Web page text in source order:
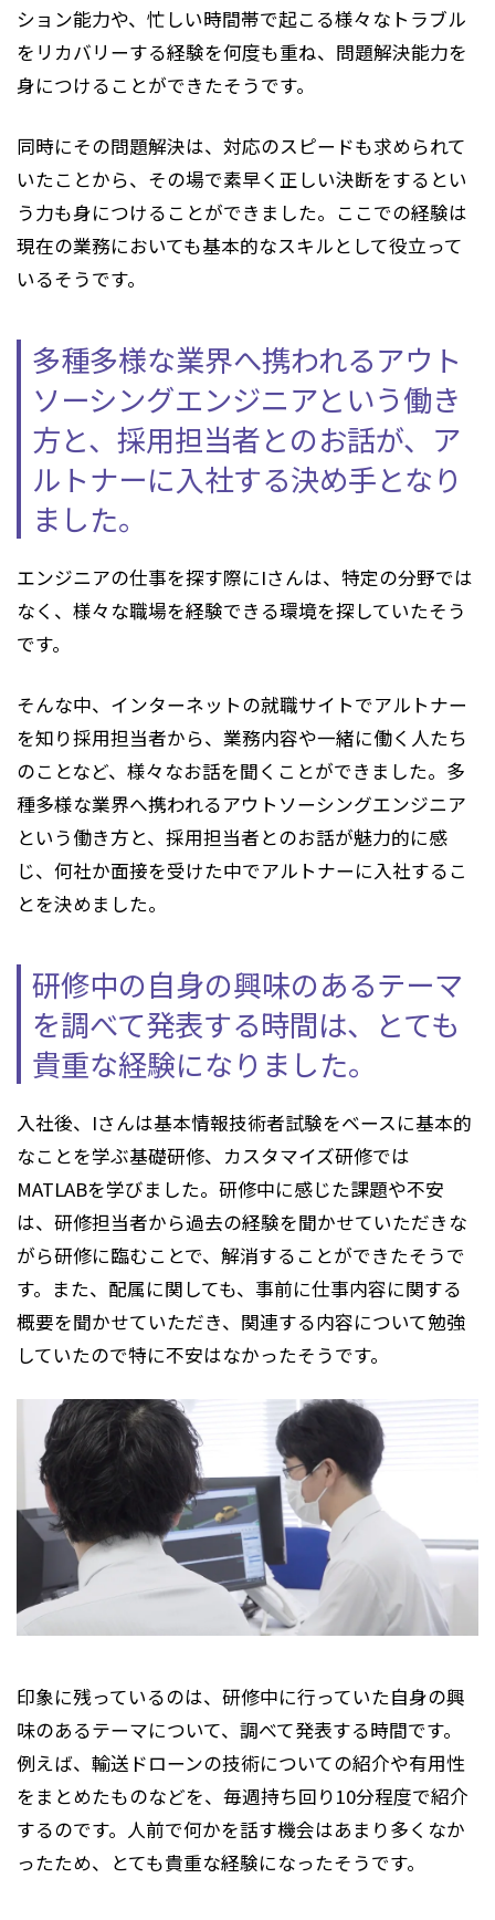
ション能力や、忙しい時間帯で起こる様々なトラブル
をリカバリーする経験を何度も重ね、問題解決能力を
身につけることができたそうです。
同時にその問題解決は、対応のスピードも求められて
いたことから、その場で素早く正しい決断をするとい
う力も身につけることができました。ここでの経験は
現在の業務においても基本的なスキルとして役立って
いるそうです。
多種多様な業界へ携われるアウト
ソーシングエンジニアという働き
方と、採用担当者とのお話が、 ア
ルトナーに入社する決め手となり
ました。
エンジニアの仕事を探す際にIさんは、特定の分野では
なく、様々な職場を経験できる環境を探していたそう
です。
そんな中、インターネットの就職サイトでアルトナー
を知り採用担当者から、業務内容や一緒に働く人たち
のことなど、様々なお話を聞くことができました。多
種多様な業界へ携われるアウトソーシングエンジニア
という働き方と、採用担当者とのお話が魅力的に感
じ、何社か面接を受けた中でアルトナーに入社するこ
とを決めました。
研修中の自身の興味のあるテーマ
を調べて発表する時間は、 とても
貴重な経験になりました。
入社後、Iさんは基本情報技術者試験をベースに基本的
なことを学ぶ基礎研修、カスタマイズ研修では
MATLABを学びました。研修中に感じた課題や不安
は、研修担当者から過去の経験を聞かせていただきな
がら研修に臨むことで、解消することができたそうで
す。また、配属に関しても、事前に仕事内容に関する
概要を聞かせていただき、関連する内容について勉強
していたので特に不安はなかったそうです。
印象に残っているのは、研修中に行っていた自身の興
味のあるテーマについて、調べて発表する時間です。
例えば、輸送ドローンの技術についての紹介や有用性
をまとめたものなどを、毎週持ち回り10分程度で紹介
するのです。人前で何かを話す機会はあまり多くなか
ったため、とても貴重な経験になったそうです。